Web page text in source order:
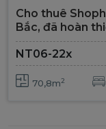
Cho thuê
Bắc, đã hoàn
Lộ 52m
NT06-22x
70,8m2